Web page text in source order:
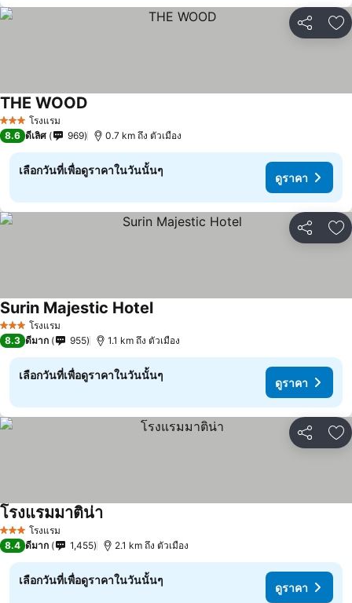
แชร์ เ
3 ดาว โรงแรม
THE WOOD
8.6 ดีเลิศ 969 0.7 km ถึง ตัวเมือง
เลือกวันที่เพื่อดูราคาในวันนั้นๆ
ดูราคา
แชร์ เ
3 ดาว โรงแรม
Surin Majestic Hotel
8.3 ดีมาก 955 1.1 km ถึง ตัวเมือง
เลือกวันที่เพื่อดูราคาในวันนั้นๆ
ดูราคา
แชร์ เ
3 ดาว โรงแรม
โรงแรมมาติน่า
8.4 ดีมาก 1,455 2.1 km ถึง ตัวเมือง
เลือกวันที่เพื่อดูราคาในวันนั้นๆ
ดูราคา